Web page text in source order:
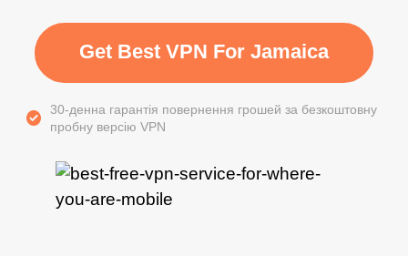
Get Best VPN For Jamaica
30-денна гарантія повернення грошей за безкоштовну
пробну версію VPN